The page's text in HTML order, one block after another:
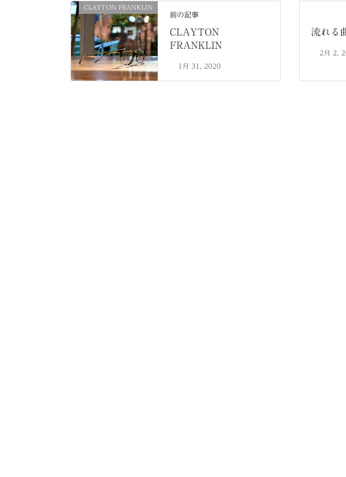
CLAYTON FRANKLIN
前の記事
CLAYTON
FRANKLIN
1月 31, 2020
流れる
2月 2,